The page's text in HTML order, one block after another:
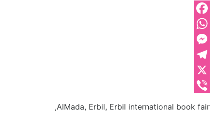
Facebook
WhatsApp
Messenger
Telegram
X
AlMada, Erbil, Erbil international book fair,